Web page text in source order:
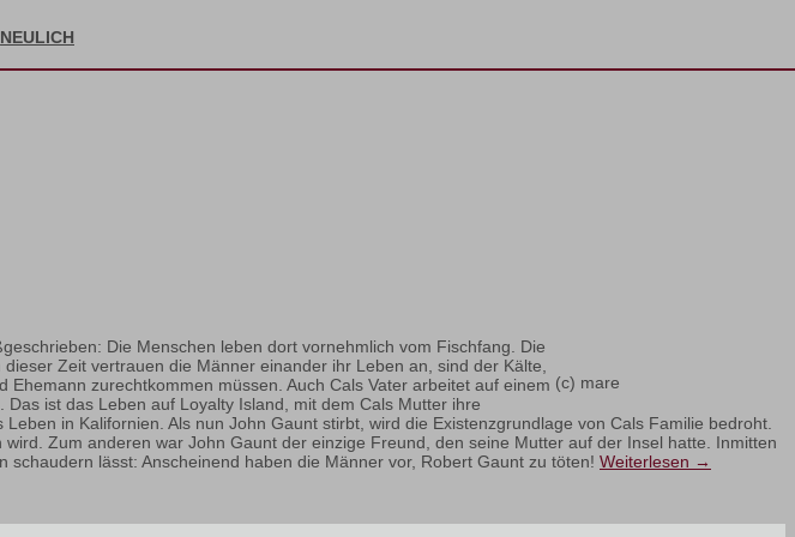
NEULICH
(c) mare
Die Menschen leben dort vornehmlich vom Fischfang. Die
Zeit vertrauen die Männer einander ihr Leben an, sind der Kälte,
zurechtkommen müssen. Auch Cals Vater arbeitet auf einem
ist das Leben auf Loyalty Island, mit dem Cals Mutter ihre
in Kalifornien. Als nun John Gaunt stirbt, wird die Existenzgrundlage von Cals Familie bedroht.
Zum anderen war John Gaunt der einzige Freund, den seine Mutter auf der Insel hatte. Inmitten
lässt: Anscheinend haben die Männer vor, Robert Gaunt zu töten! Weiterlesen →